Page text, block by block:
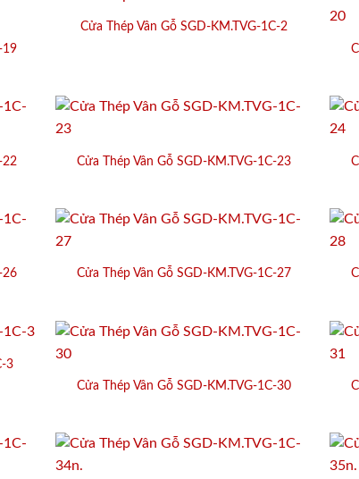
19
Cửa Thép Vân Gỗ SGD-KM.TVG-1C-2
22 Cửa Thép Vân Gỗ SGD-KM.TVG-1C-23
26 Cửa Thép Vân Gỗ SGD-KM.TVG-1C-27
3
Cửa Thép Vân Gỗ SGD-KM.TVG-1C-30